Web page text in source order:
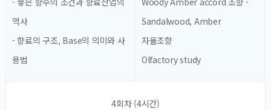
역사
- 향료의 구조, Base의 의미와 사
용법
Sandalwood, Amber
자율조향
Olfactory study
4회차 (4시간)